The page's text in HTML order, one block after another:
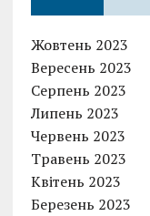
Жовтень 2023
Вересень 2023
Серпень 2023
Липень 2023
Червень 2023
Травень 2023
Квітень 2023
Березень 2023